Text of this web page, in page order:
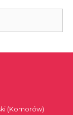
(Komorów)